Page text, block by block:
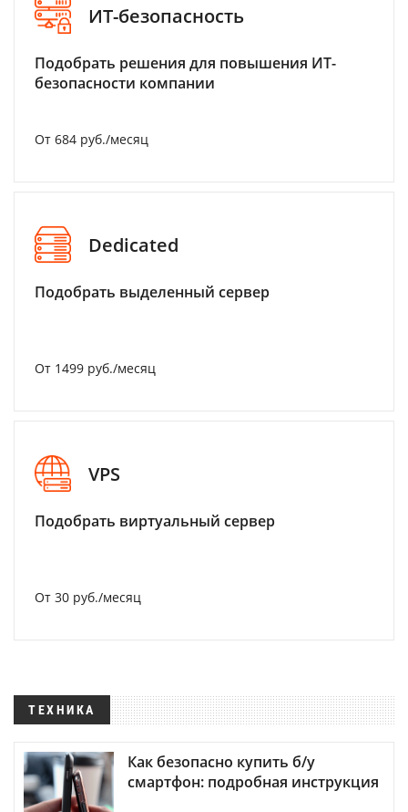
ИТ-безопасность
Подобрать решения для повышения ИТ-
безопасности компании
От 684 руб./месяц
Dedicated
Подобрать выделенный сервер
От 1499 руб./месяц
VPS
Подобрать виртуальный сервер
От 30 руб./месяц
ТЕХНИКА
Как безопасно купить б/у
смартфон: подробная инструкция